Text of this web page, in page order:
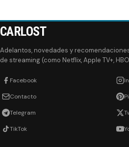
CARLOST
Adelantos, novedades y
de streaming (como Netflix, Apple TV+,
Facebook
Contacto
Telegram
TikTok